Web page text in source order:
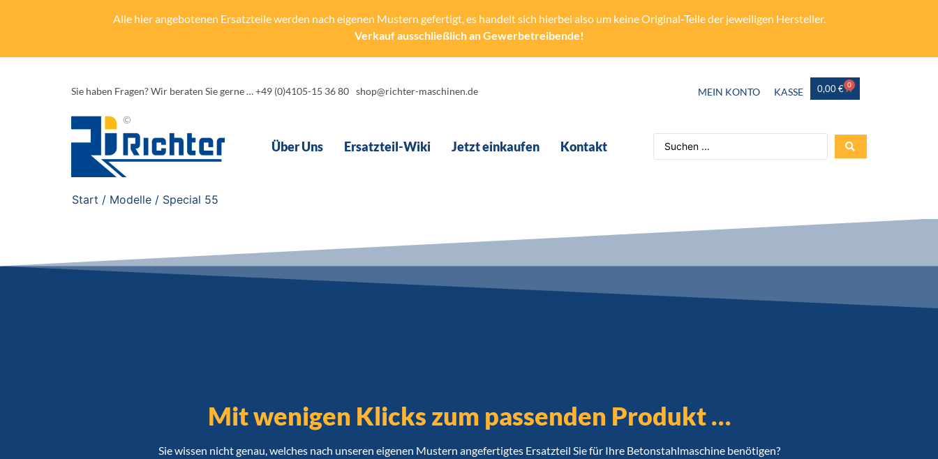
Alle hier angebotenen Ersatzteile werden nach eigenen Mustern gefertigt, es handelt sich hierbei also um keine Original-Teile der jeweiligen Hersteller.
Verkauf ausschließlich an Gewerbetreibende!
Sie haben Fragen? Wir beraten Sie gerne … +49 (0)4105-15 36 80 shop@richter-maschinen.de MEIN KONTO KASSE 0,00€ 0
Über Uns Ersatzteil-Wiki Jetzt einkaufen Kontakt
Start / Modelle / Special 55
Mit wenigen Klicks zum passenden Produkt …
Sie wissen nicht genau, welches nach unseren eigenen Mustern angefertigtes Ersatzteil Sie für Ihre Betonstahlmaschine benötigen?